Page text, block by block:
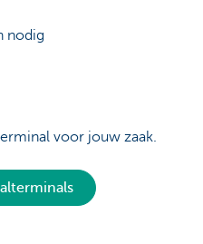
nodig
voor jouw zaak.